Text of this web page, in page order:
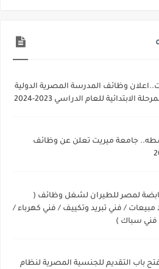
وظائف المدرسة المصرية الدولية
للعام الدراسي 2023-2024
جامعة ميريت تعلن عن وظائف
لمصر للطيران لشغل وظائف (
/ فني تبريد وتكييف / فني كهرباء /
فني سباك )
باب التقديم للجنسية المصرية لنظام